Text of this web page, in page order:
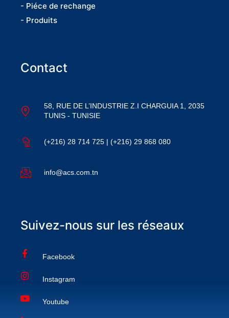
- Piéce de rechange
- Produits
Contact
58, RUE DE L’INDUSTRIE Z.I CHARGUIA 1, 2035
TUNIS - TUNISIE
(+216) 28 714 725 | (+216) 29 868 080
info@acs.com.tn
Suivez-nous sur les réseaux
Facebook
Instagram
Youtube